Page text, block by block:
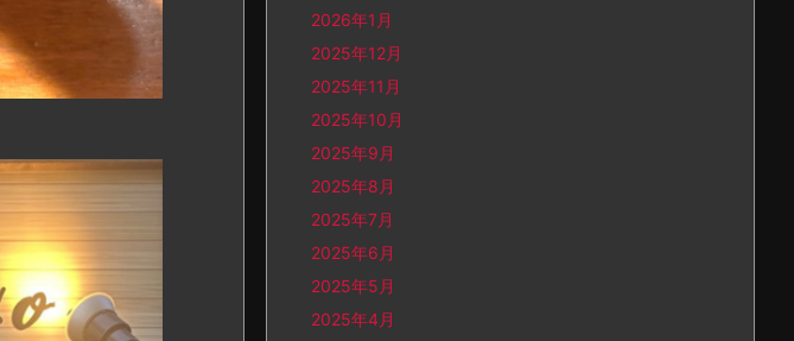
2026年1月
2025年12月
2025年11月
2025年10月
2025年9月
2025年8月
2025年7月
2025年6月
2025年5月
2025年4月